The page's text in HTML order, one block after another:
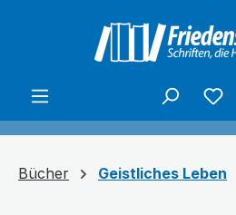
Bücher Geistliches Leben